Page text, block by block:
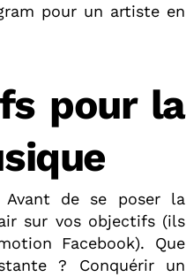
pour un artiste en
pour la
Avant de se poser la
sur vos objectifs (ils
Facebook). Que
? Conquérir un